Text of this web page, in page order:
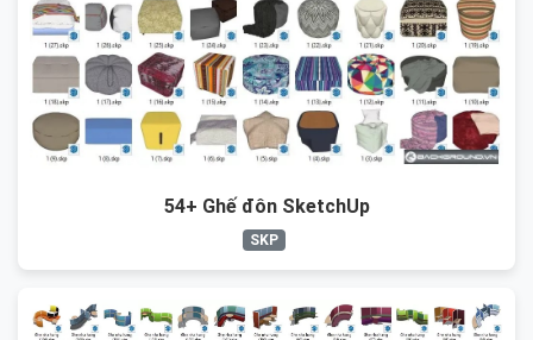
54+ Ghế đôn SketchUp
SKP